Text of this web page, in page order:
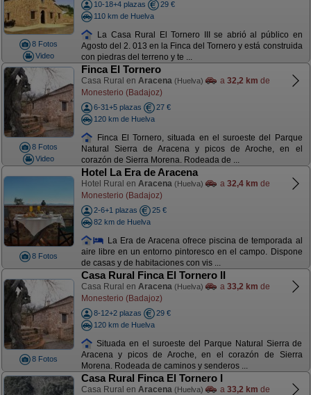
8 Fotos
Video
10-18+4 plazas
29 €
110 km de Huelva
La Casa Rural El Tornero III se abrió al público en
Agosto del 2. 013 en la Finca del Tornero y está construida
con piedras del terreno y te ...
8 Fotos
Video
Finca El Tornero
Casa Rural en Aracena (Huelva) a 32,2 km de
Monesterio (Badajoz)
6-31+5 plazas
27 €
120 km de Huelva
Finca El Tornero, situada en el suroeste del Parque
Natural Sierra de Aracena y picos de Aroche, en el
corazón de Sierra Morena. Rodeada de ...
8 Fotos
Hotel La Era de Aracena
Hotel Rural en Aracena (Huelva) a 32,4 km de
Monesterio (Badajoz)
2-6+1 plazas
25 €
82 km de Huelva
La Era de Aracena ofrece piscina de temporada al
aire libre en un entorno pintoresco en el campo. Dispone
de casas y de habitaciones con vis ...
8 Fotos
Casa Rural Finca El Tornero II
Casa Rural en Aracena (Huelva) a 33,2 km de
Monesterio (Badajoz)
8-12+2 plazas
29 €
120 km de Huelva
Situada en el suroeste del Parque Natural Sierra de
Aracena y picos de Aroche, en el corazón de Sierra
Morena. Rodeada de caminos y senderos ...
Casa Rural Finca El Tornero I
Casa Rural en Aracena (Huelva) a 33,2 km de